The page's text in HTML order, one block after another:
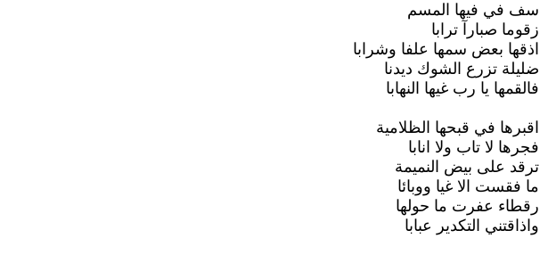
سف في فيها المسم
زقوما صبارآ ترابا
اذقها بعض سمها علفا وشرابا
ضليلة تزرع الشوك ديدنا
فالقمها يا رب غيها النهابا
اقبرها في قبحها الظلامية
فجرها لا تاب ولا انابا
ترقد على بيض النميمة
ما فقست الا غيا ووبائا
رقطاء عفرت ما حولها
واذاقتني التكدير عبابا